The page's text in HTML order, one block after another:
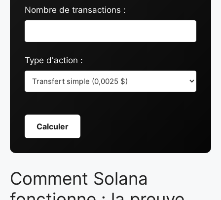
Nombre de transactions :
Type d'action :
Calculer
Comment Solana